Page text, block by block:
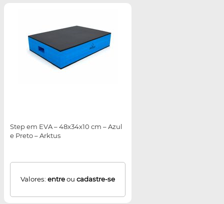
Step em EVA – 48x34x10 cm – Azul
e Preto – Arktus
Valores: entreou cadastre-se